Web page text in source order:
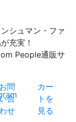
シュマン・ファ
充実！
People通販サ
お問
合
せ
カー
トを
見る